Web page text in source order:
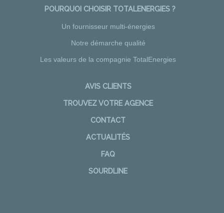
POURQUOI CHOISIR TOTALENERGIES ?
Un fournisseur multi-énergies
Notre démarche qualité
Les valeurs de la compagnie TotalEnergies
AVIS CLIENTS
TROUVEZ VOTRE AGENCE
CONTACT
ACTUALITÉS
FAQ
SOURDLINE